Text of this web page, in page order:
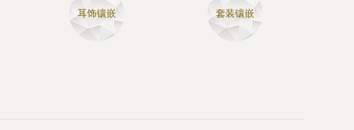
耳饰镶嵌 套装镶嵌